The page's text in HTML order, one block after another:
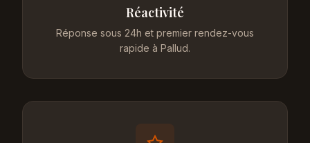
Réactivité
Réponse sous 24h et premier rendez-vous
rapide à Pallud.